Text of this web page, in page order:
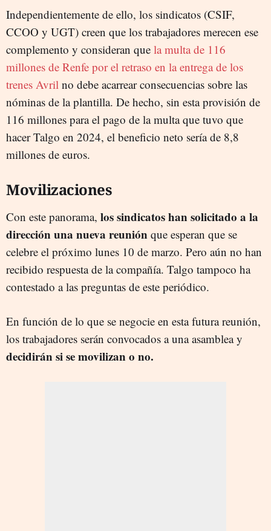
Independientemente de ello, los sindicatos (CSIF,
CCOO y UGT) creen que los trabajadores merecen ese
complemento y consideran que la multa de 116
millones de Renfe por el retraso en la entrega de los
trenes Avril no debe acarrear consecuencias sobre las
nóminas de la plantilla. De hecho, sin esta provisión de
116 millones para el pago de la multa que tuvo que
hacer Talgo en 2024, el beneficio neto sería de 8,8
millones de euros.
Movilizaciones
Con este panorama, los sindicatos han solicitado a la
dirección una nueva reunión que esperan que se
celebre el próximo lunes 10 de marzo. Pero aún no han
recibido respuesta de la compañía. Talgo tampoco ha
contestado a las preguntas de este periódico.
En función de lo que se negocie en esta futura reunión,
los trabajadores serán convocados a una asamblea y
decidirán si se movilizan o no.